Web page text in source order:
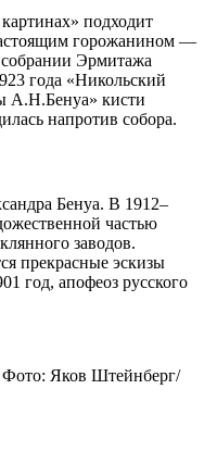
подходит
горожанином —
Эрмитажа
года «Никольский
А.Н.Бенуа» кисти
напротив собора.
Бенуа. В 1912–
частью
заводов.
прекрасные эскизы
год, апофеоз русского
Фото: Яков Штейнберг/